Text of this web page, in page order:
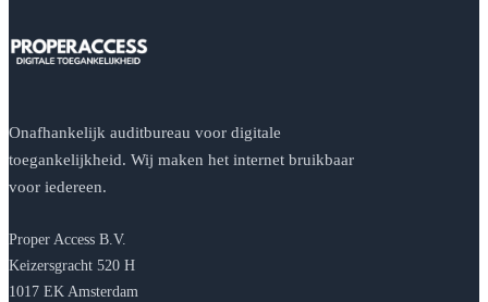
Onafhankelijk auditbureau voor digitale
toegankelijkheid. Wij maken het internet bruikbaar
voor iedereen.
Proper Access B.V.
Keizersgracht 520 H
1017 EK Amsterdam